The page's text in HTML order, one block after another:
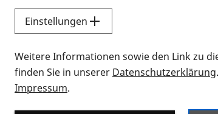
Vorlesen
Alle
Sie möchten wissen,
Einstellungen
Weitere Informationen sowie den Link zu
finden Sie in unserer Datenschutzerklärung
Impressum.